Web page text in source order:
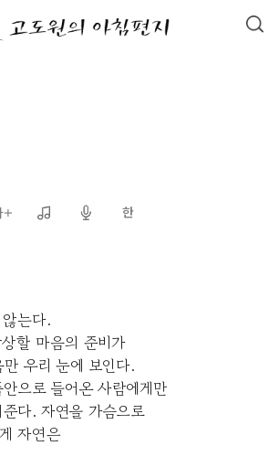
는다.
할 마음의 준비가
우리 눈에 보인다.
으로 들어온 사람에게만
다. 자연을 가슴으로
자연은